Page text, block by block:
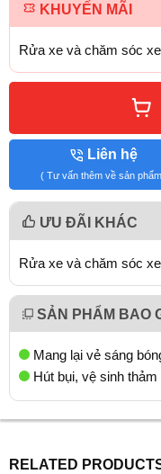
KHUYẾN MÃI
Rửa xe và chăm sóc xe
Liên hệ
( Tư vấn thêm về sản
ƯU ĐÃI KHÁC
Rửa xe và chăm sóc xe
SẢN PHẨM BAO
Mang lại vẻ sáng
Hút bụi, vệ sinh
RELATED